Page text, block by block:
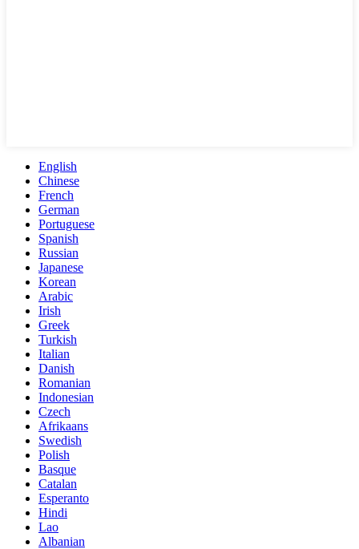
English
Chinese
French
German
Portuguese
Spanish
Russian
Japanese
Korean
Arabic
Irish
Greek
Turkish
Italian
Danish
Romanian
Indonesian
Czech
Afrikaans
Swedish
Polish
Basque
Catalan
Esperanto
Hindi
Lao
Albanian